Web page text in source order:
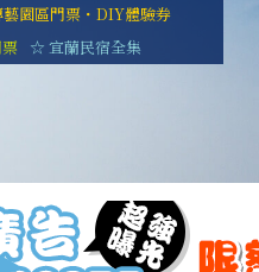
園區門票・DIY體驗券
☆ 宜蘭民宿全集